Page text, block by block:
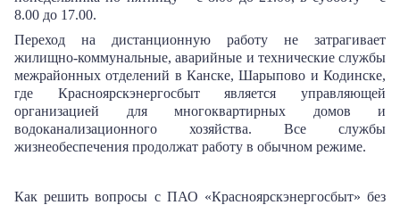
8.00 до 17.00.
Переход на дистанционную работу не затрагивает
жилищно-коммунальные, аварийные и технические службы
межрайонных отделений в Канске, Шарыпово и Кодинске,
где Красноярскэнергосбыт является управляющей
организацией для многоквартирных домов и
водоканализационного хозяйства. Все службы
жизнеобеспечения продолжат работу в обычном режиме.
Как решить вопросы с ПАО «Красноярскэнергосбыт» без